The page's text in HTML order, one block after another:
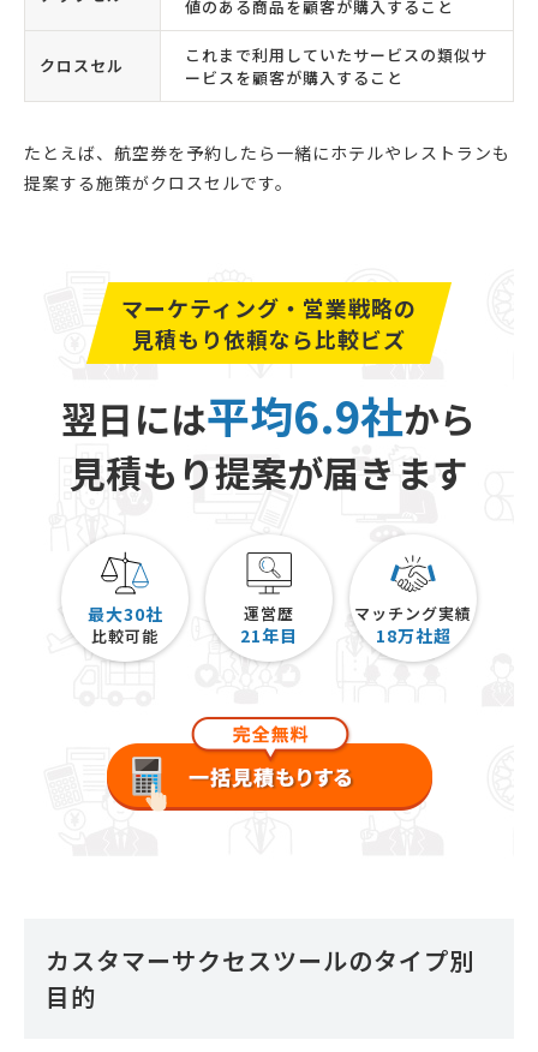
値のある商品を顧客が購入すること
クロスセル
これまで利用していたサービスの類似サ
ービスを顧客が購入すること
たとえば、航空券を予約したら一緒にホテルやレストランも
提案する施策がクロスセルです。
マーケティング・営業戦略の
見積もり依頼なら比較ビズ
翌日には平均6.9社から
見積もり提案が届きます
最大30社
比較可能
運営歴
21年目
マッチング実績
18万社超
カスタマーサクセスツールのタイプ別
目的